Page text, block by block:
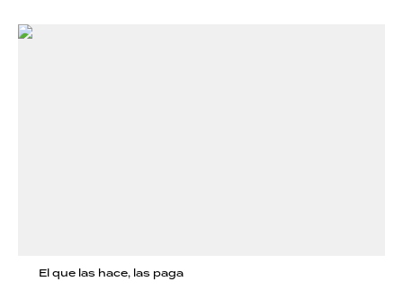
El que las hace, las paga